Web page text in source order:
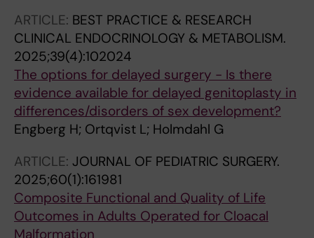
ARTICLE: BEST PRACTICE & RESEARCH
CLINICAL ENDOCRINOLOGY & METABOLISM.
2025;39(4):102024
The options for delayed surgery - Is there
evidence available for delayed genitoplasty in
differences/disorders of sex development?
Engberg H; Ortqvist L; Holmdahl G
ARTICLE: JOURNAL OF PEDIATRIC SURGERY.
2025;60(1):161981
Composite Functional and Quality of Life
Outcomes in Adults Operated for Cloacal
Malformation